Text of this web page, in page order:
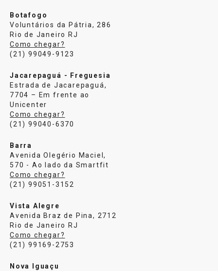
Botafogo
Voluntários da Pátria, 286
Rio de Janeiro RJ
Como chegar?
(21) 99049-9123
Jacarepaguá - Freguesia
Estrada de Jacarepaguá,
7704 – Em frente ao
Unicenter
Como chegar?
(21) 99040-6370
Barra
Avenida Olegério Maciel,
570 - Ao lado da Smartfit
Como chegar?
(21) 99051-3152
Vista Alegre
Avenida Braz de Pina, 2712
Rio de Janeiro RJ
Como chegar?
(21) 99169-2753
Nova Iguaçu